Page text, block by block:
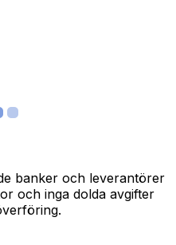
banker och leverantörer
och inga dolda avgifter